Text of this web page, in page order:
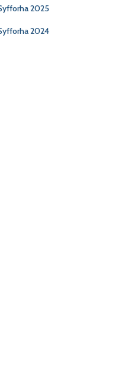
2025
2024